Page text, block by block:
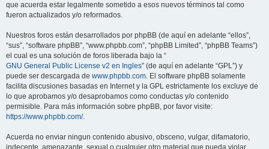
que acuerda estar legalmente sometido a esos nuevos términos tal como
fueron actualizados y/o reformados.
Nuestros foros están desarrollados por phpBB (de aquí en adelante “ellos”,
“sus”, “software phpBB”, “www.phpbb.com”, “phpBB Limited”, “phpBB Teams”)
el cual es una solución de foros liberada bajo la “
GNU General Public License v2 en Ingles” (de aquí en adelante “GPL”) y
puede ser descargada de www.phpbb.com. El software phpBB solamente
facilita discusiones basadas en Internet y la GPL estrictamente los excluye de
lo que aprobamos y/o desaprobamos como conductas y/o contenido
permisible. Para más información sobre phpBB, por favor visite:
https://www.phpbb.com/.
Acuerda no enviar ningun contenido abusivo, obsceno, vulgar, difamatorio,
indecente, amenazante, sexual o cualquier otro material que pueda violar